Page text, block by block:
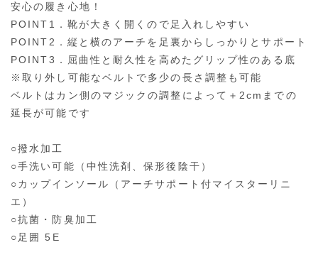
安心の履き心地！
POINT1．靴が大きく開くので足入れしやすい
POINT2．縦と横のアーチを足裏からしっかりとサポート
POINT3．屈曲性と耐久性を高めたグリップ性のある底
※取り外し可能なベルトで多少の長さ調整も可能
ベルトはカン側のマジックの調整によって＋2cmまでの
延長が可能です
○撥水加工
○手洗い可能（中性洗剤、保形後陰干）
○カップインソール（アーチサポート付マイスターリニ
エ）
○抗菌・防臭加工
○足囲 5E